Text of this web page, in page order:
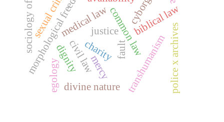
mercy
charity
biblical law
civil law common law
justice
dignity
morphological freedom cyborg
transhumanism
divine nature
medical law
sociology of law
police x archives
sexual crimes
egology
fault